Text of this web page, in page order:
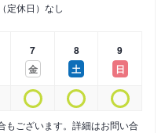
（定休日）なし
7
金
8
土
9
日
もございます。詳細はお問い合